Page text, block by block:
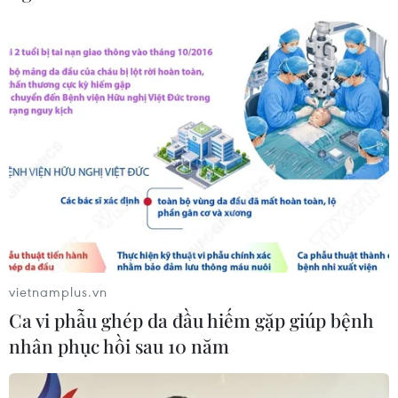
VN-Index mất hơn 13 điểm, nhà đầu
tư vẫn thận trọng trước áp lực bán
24/07/2026 09:35
Xem thêm
CƠ QUAN CHỦ QUẢN: THÔNG TẤN XÃ VIỆT NAM
Tổng Biên tập: TRẦN TIẾN DUẨN
Phó Tổng Biên tập: NGUYỄN THỊ TÁM, KHÚC THANH
vietnamplus.vn
Ca vi phẫu ghép da đầu hiếm gặp giúp bệnh
nhân phục hồi sau 10 năm